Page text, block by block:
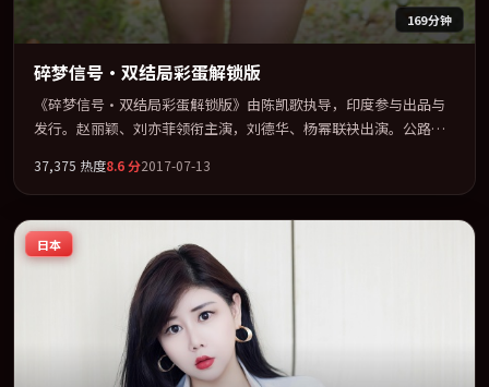
169分钟
碎梦信号·双结局彩蛋解锁版
《碎梦信号·双结局彩蛋解锁版》由陈凯歌执导，印度参与出品与
发行。赵丽颖、刘亦菲领衔主演，刘德华、杨幂联袂出演。公路、
架，在叙事、表演与视听上力求统一。定于 2017-04-16 在内地院线
及主流平台同步亮相，2017 年度话题片中口碑稳健，适合喜欢强情
节与人物弧光的观众完整观看。
37,375 热度8.6分2017-07-13
日本